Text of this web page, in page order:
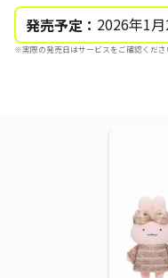
発売予定： 2026年1
※実際の発売日はサービスをご確認くださ